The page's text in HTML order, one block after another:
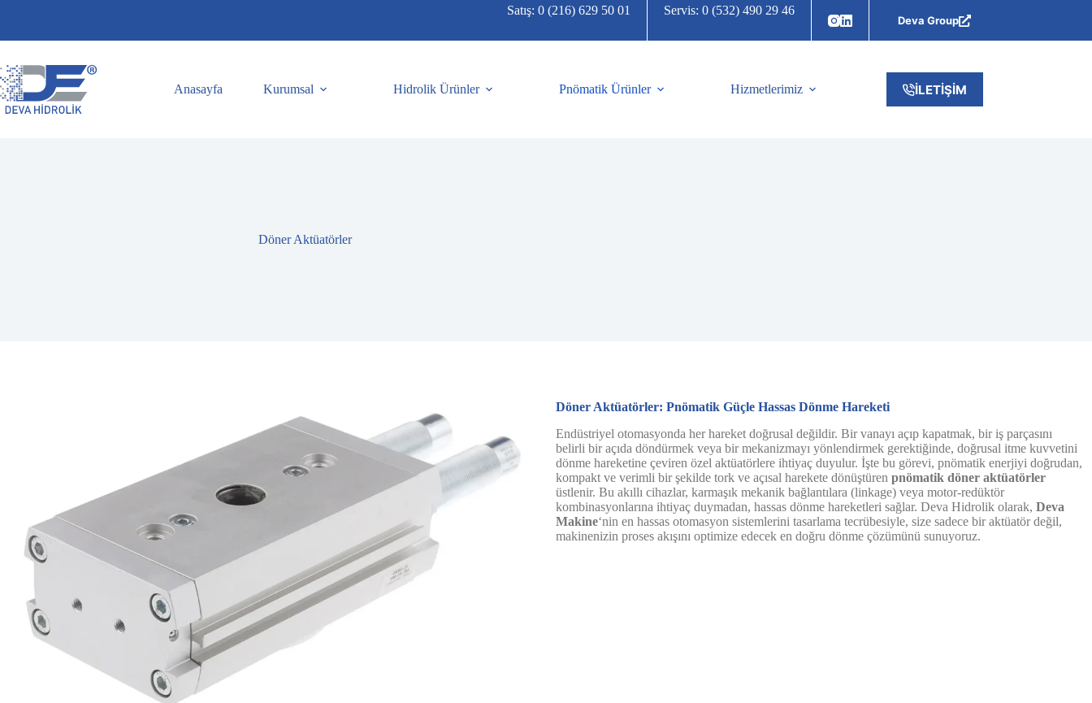
Satış: 0 (216) 629 50 01 Servis: 0 (532) 490 29 46
Deva Group
Anasayfa Kurumsal Hidrolik Ürünler Pnömatik Ürünler Hizmetlerimiz İLETİŞİM
Döner Aktüatörler
Döner Aktüatörler: Pnömatik Güçle Hassas Dönme Hareketi
Endüstriyel otomasyonda her hareket doğrusal değildir. Bir vanayı açıp kapatmak, bir iş parçasını
belirli bir açıda döndürmek veya bir mekanizmayı yönlendirmek gerektiğinde, doğrusal itme kuvvetini
dönme hareketine çeviren özel aktüatörlere ihtiyaç duyulur. İşte bu görevi, pnömatik enerjiyi doğrudan,
kompakt ve verimli bir şekilde tork ve açısal harekete dönüştüren pnömatik döner aktüatörler
üstlenir. Bu akıllı cihazlar, karmaşık mekanik bağlantılara (linkage) veya motor-redüktör
kombinasyonlarına ihtiyaç duymadan, hassas dönme hareketleri sağlar. Deva Hidrolik olarak, Deva
Makine‘nin en hassas otomasyon sistemlerini tasarlama tecrübesiyle, size sadece bir aktüatör değil,
makinenizin proses akışını optimize edecek en doğru dönme çözümünü sunuyoruz.